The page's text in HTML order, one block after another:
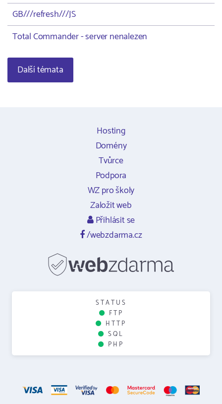
GB///refresh///JS
Total Commander - server nenalezen
Další témata
Hosting
Domény
Tvůrce
Podpora
WZ pro školy
Založit web
Přihlásit se
/webzdarma.cz
STATUS
FTP
HTTP
SQL
PHP